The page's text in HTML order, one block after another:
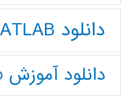
دانلود MATLAB
دانلود آموزش Matlab